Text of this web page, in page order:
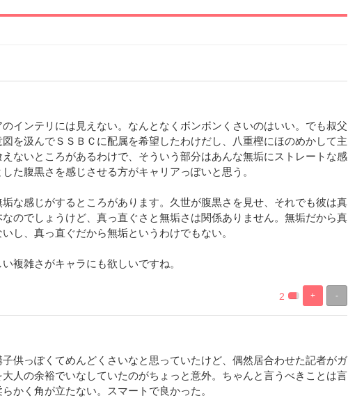
インテリには見えない。なんとなくボンボンくさいのはいい。でも叔父
を汲んでＳＳＢＣに配属を希望したわけだし、八重樫にほのめかして主
ないところがあるわけで、そういう部分はあんな無垢にストレートな感
た腹黒さを感じさせる方がキャリアっぽいと思う。
な感じがするところがあります。久世が腹黒さを見せ、それでも彼は真
のでしょうけど、真っ直ぐさと無垢さは関係ありません。無垢だから真
し、真っ直ぐだから無垢というわけでもない。
複雑さがキャラにも欲しいですね。
-
+
%100%
2
供っぽくてめんどくさいなと思っていたけど、偶然居合わせた記者がガ
人の余裕でいなしていたのがちょっと意外。ちゃんと言うべきことは言
かく角が立たない。スマートで良かった。